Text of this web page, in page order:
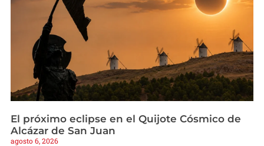
El próximo eclipse en el Quijote Cósmico de
Alcázar de San Juan
agosto 6, 2026